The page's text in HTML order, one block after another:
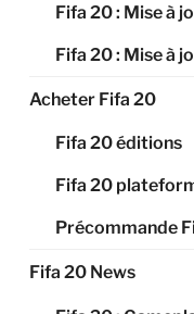
Fifa 20 : Mise à
Fifa 20 : Mise à
Acheter Fifa 20
Fifa 20 éditions
Fifa 20
Précommande
Fifa 20 News